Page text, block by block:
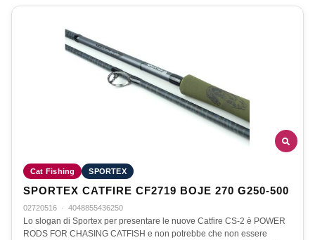
Cat Fishing SPORTEX
SPORTEX CATFIRE CF2719 BOJE 270 G250-500
02720516 · 4048855436250
Lo slogan di Sportex per presentare le nuove Catfire CS-2 è POWER
RODS FOR CHASING CATFISH e non potrebbe che non essere